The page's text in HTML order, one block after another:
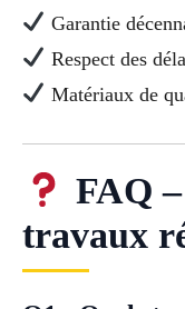
Garantie
Respect des
Matériaux de
FAQ
travaux